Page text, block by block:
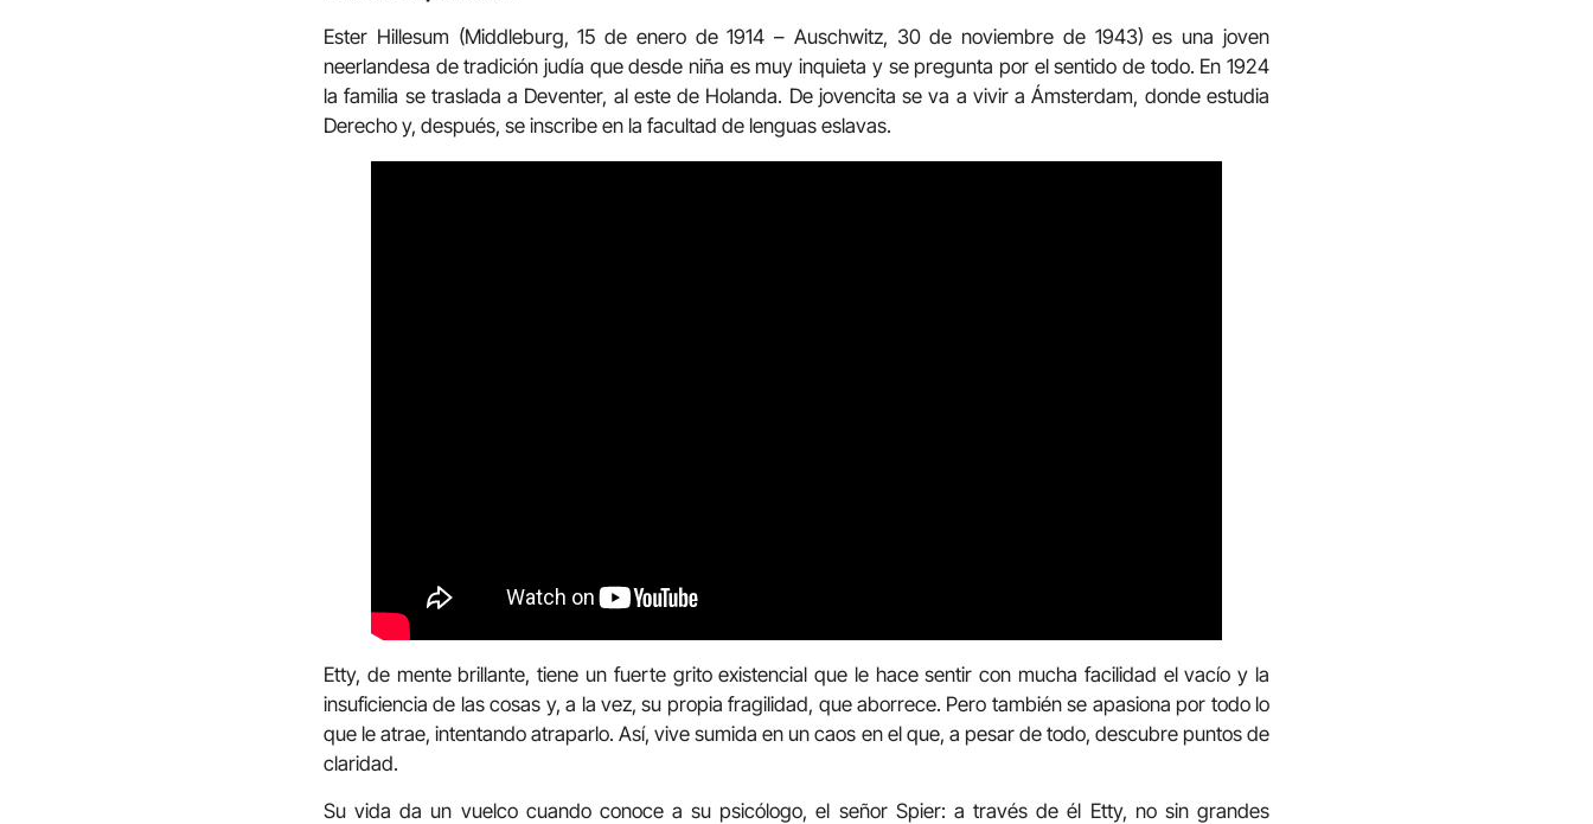
Ester Hillesum (Middleburg, 15 de enero de 1914 – Auschwitz, 30 de noviembre de 1943) es una joven
neerlandesa de tradición judía que desde niña es muy inquieta y se pregunta por el sentido de todo. En 1924
la familia se traslada a Deventer, al este de Holanda. De jovencita se va a vivir a Ámsterdam, donde estudia
Derecho y, después, se inscribe en la facultad de lenguas eslavas.
Etty, de mente brillante, tiene un fuerte grito existencial que le hace sentir con mucha facilidad el vacío y la
insuficiencia de las cosas y, a la vez, su propia fragilidad, que aborrece. Pero también se apasiona por todo lo
que le atrae, intentando atraparlo. Así, vive sumida en un caos en el que, a pesar de todo, descubre puntos de
claridad.
Su vida da un vuelco cuando conoce a su psicólogo, el señor Spier: a través de él Etty, no sin grandes